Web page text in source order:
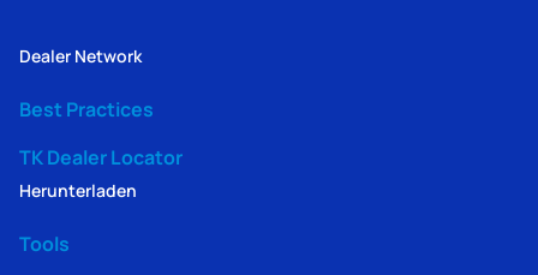
Dealer Network
Best Practices
TK Dealer Locator
Herunterladen
Tools